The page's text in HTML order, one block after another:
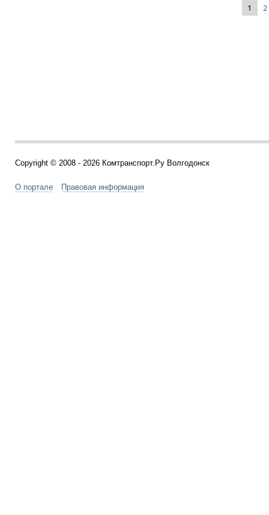
1 2
Copyright © 2008 - 2026 Комтранспорт.Ру Волгодонск
О портале Правовая информация